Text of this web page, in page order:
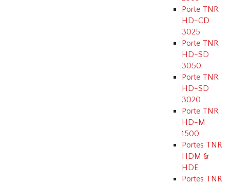
Porte TNR
HD-CD
3025
Porte TNR
HD-SD
3050
Porte TNR
HD-SD
3020
Porte TNR
HD-M
1500
Portes TNR
HDM &
HDE
Portes TNR